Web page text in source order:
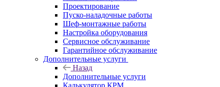
Проектирование
Пуско-наладочные работы
Шеф-монтажные работы
Настройка оборудования
Сервисное обслуживание
Гарантийное обслуживание
Дополнительные услуги
Назад
Дополнительные услуги
Калькулятор КРМ